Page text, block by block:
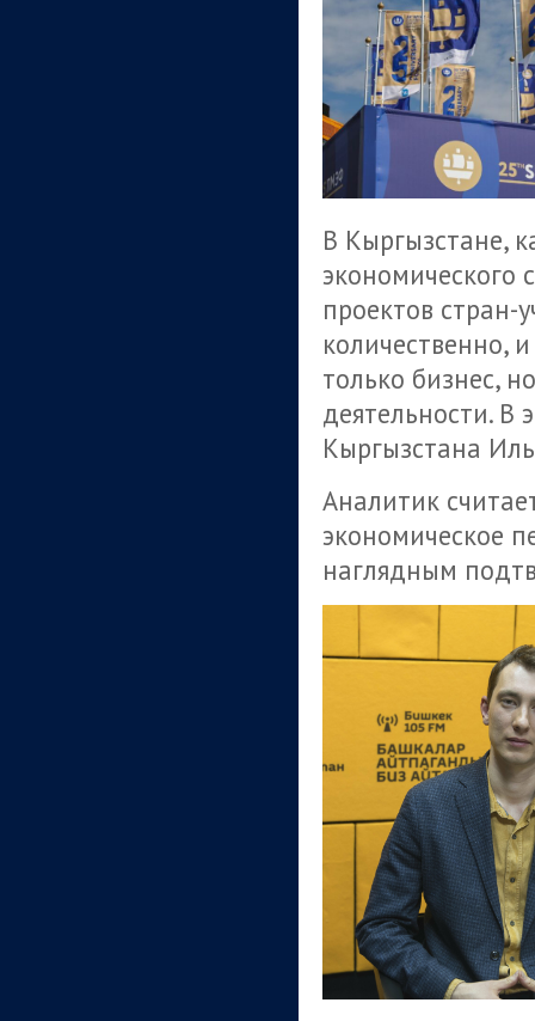
В Кыргызстане,
экономического
проектов стран-
количественно,
только бизнес,
деятельности. В
Кыргызстана
Аналитик
экономическое
наглядным